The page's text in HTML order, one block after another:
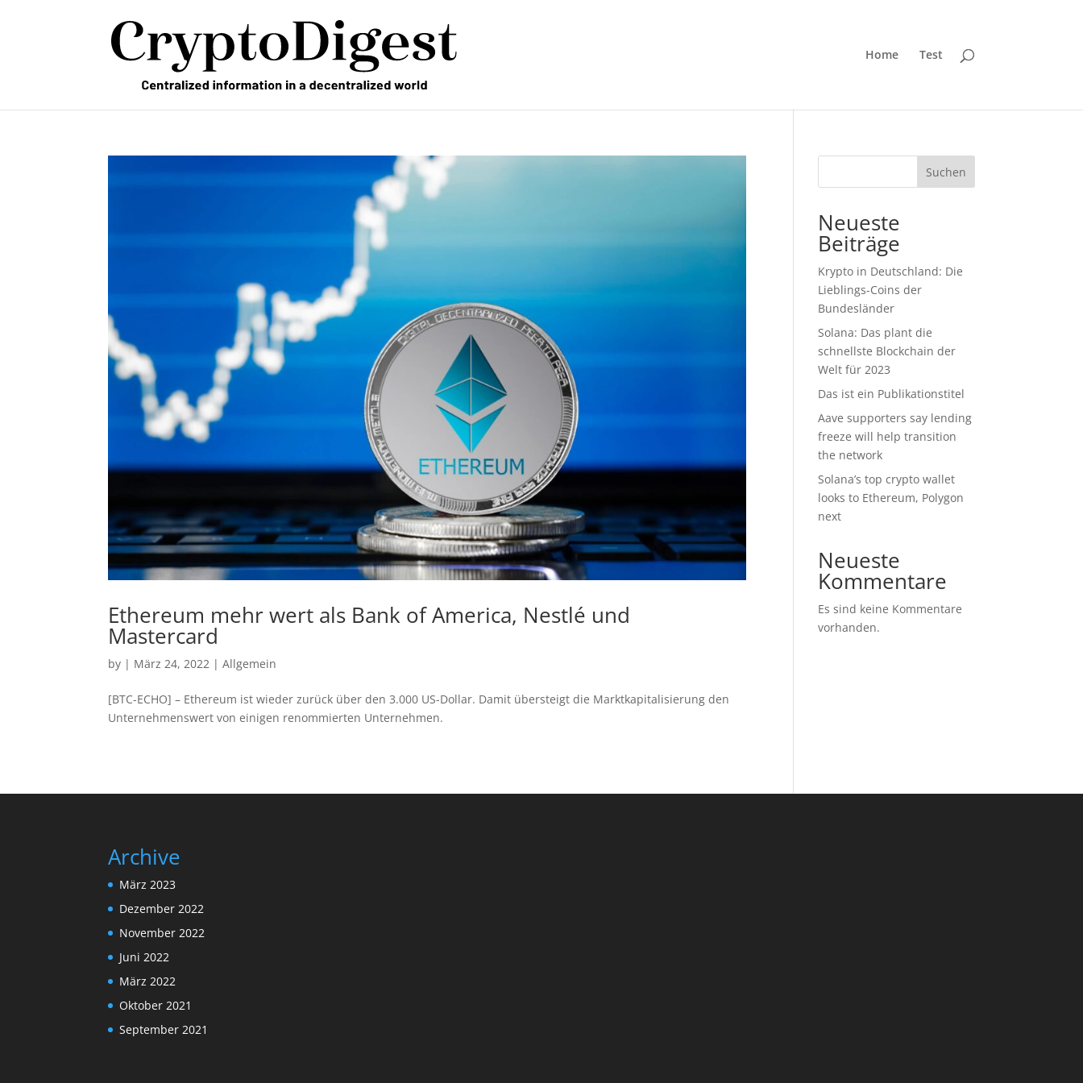
Home Test
Ethereum mehr wert als Bank of America, Nestlé und
Mastercard
by | März 24, 2022 |Allgemein
[BTC-ECHO] – Ethereum ist wieder zurück über den 3.000 US-Dollar. Damit übersteigt die Marktkapitalisierung den
Unternehmenswert von einigen renommierten Unternehmen.
Suchen
Neueste
Beiträge
Krypto in Deutschland: Die
Lieblings-Coins der
Bundesländer
Solana: Das plant die
schnellste Blockchain der
Welt für 2023
Das ist ein Publikationstitel
Aave supporters say lending
freeze will help transition
the network
Solana’s top crypto wallet
looks to Ethereum, Polygon
next
Neueste
Kommentare
Es sind keine Kommentare
vorhanden.
Archive
März 2023
Dezember 2022
November 2022
Juni 2022
März 2022
Oktober 2021
September 2021